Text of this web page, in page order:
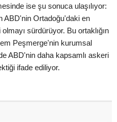
ise şu sonuca ulaşılıyor:
ABD'nin Ortadoğu'daki en
sürdürüyor. Bu ortaklığın
Peşmerge'nin kurumsal
ABD'nin daha kapsamlı askeri
ifade ediliyor.